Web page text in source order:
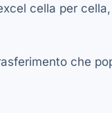
cella per
che